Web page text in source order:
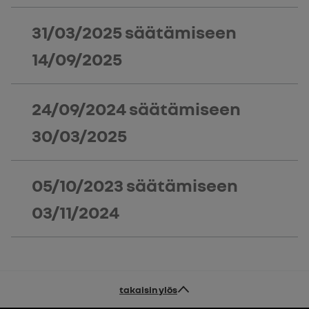
31/03/2025säätämiseen
14/09/2025
24/09/2024säätämiseen
30/03/2025
05/10/2023säätämiseen
03/11/2024
takaisin ylös